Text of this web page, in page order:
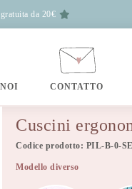
da 20€
CONTATTO
Cuscini
Codice prodotto: PIL-B-0-
Modello diverso